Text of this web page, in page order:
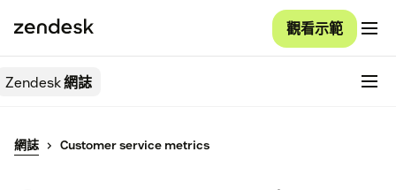
觀看示範
Zendesk網誌
網誌 Customer service metrics